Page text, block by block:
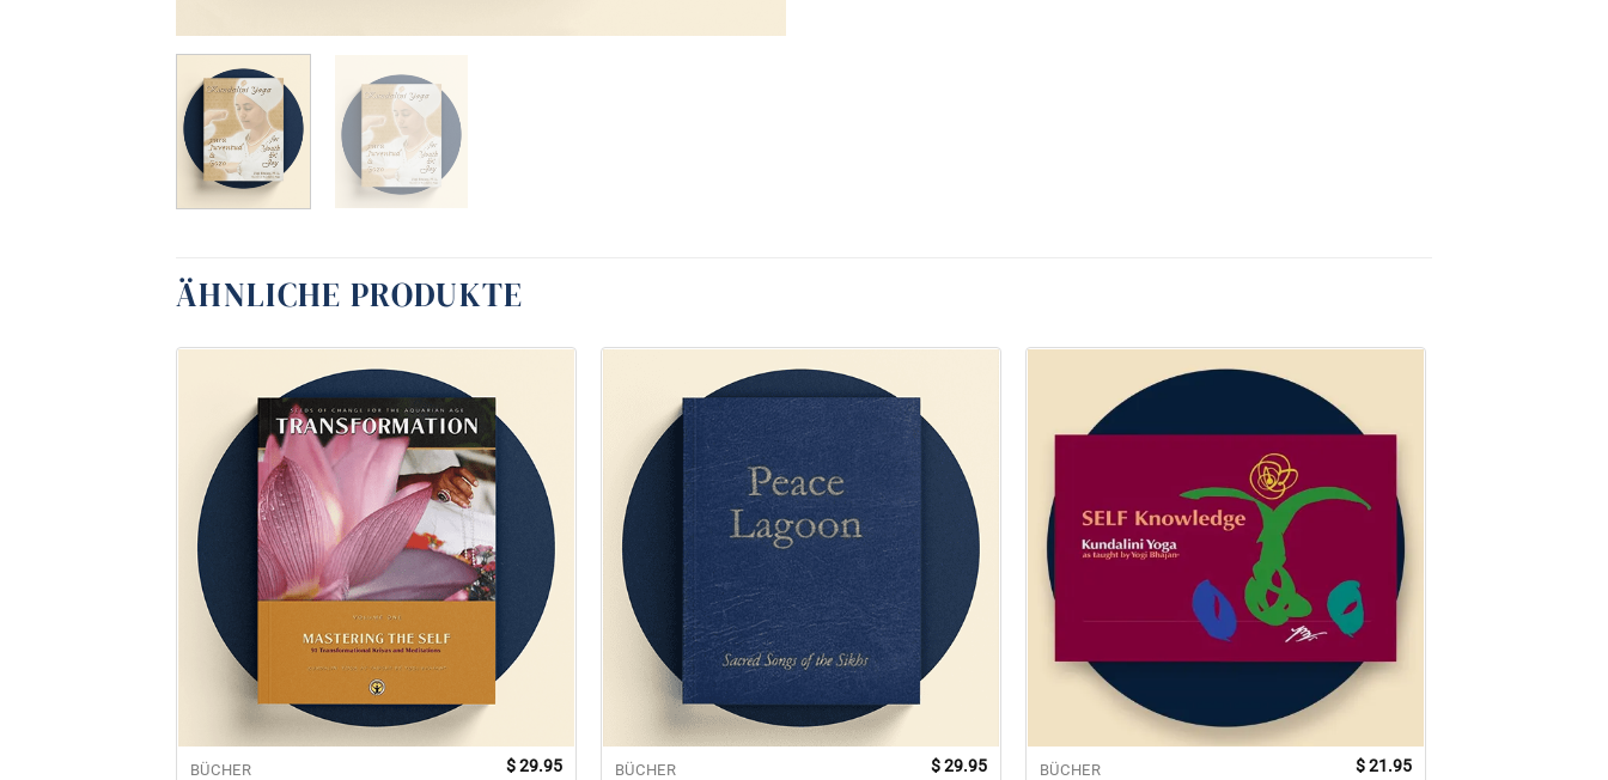
ÄHNLICHE PRODUKTE
BÜCHER $29.95 BÜCHER $29.95 BÜCHER $21.95